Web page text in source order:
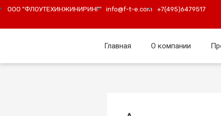
ООО "ФЛОУТЕХИНЖИНИРИНГ" info@f-t-e.com +7(495)6479517
Главная О компании